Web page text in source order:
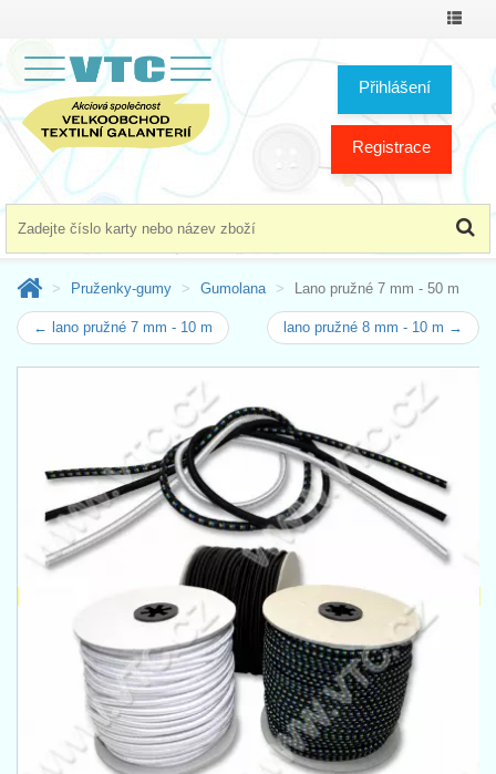
Přihlášení
Registrace
Pruženky-gumy Gumolana Lano pružné 7 mm - 50 m
← lano pružné 7 mm - 10 m lano pružné 8 mm - 10 m →